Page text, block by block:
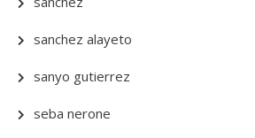
sanchez alayeto
sanyo gutierrez
seba nerone